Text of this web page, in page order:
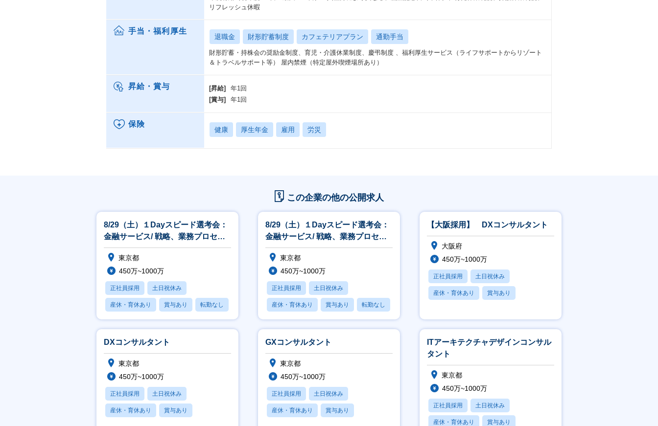
リフレッシュ休暇
手当・福利厚生
退職金 財形貯蓄制度 カフェテリアプラン 通勤手当
財形貯蓄・持株会の奨励金制度、育児・介護休業制度、慶弔制度 、福利厚生サービス（ライフサポートからリゾート
＆トラベルサポート等） 屋内禁煙（特定屋外喫煙場所あり）
昇給・賞与 [昇給]
年1回
[賞与]
年1回
保険
健康 厚生年金 雇用 労災
この企業の他の公開求人
8/29（土）１Dayスピード選考会：
金融サービス/ 戦略、業務プロセ
ス、ITコンサルティング
東京都
450万~1000万
正社員採用 土日祝休み
産休・育休あり 賞与あり 転勤なし
8/29（土）１Dayスピード選考会：
金融サービス/ 戦略、業務プロセ
ス、ITコンサルティング
東京都
450万~1000万
正社員採用 土日祝休み
産休・育休あり 賞与あり 転勤なし
【大阪採用】 DXコンサルタント
大阪府
450万~1000万
正社員採用 土日祝休み
産休・育休あり 賞与あり
DXコンサルタント
東京都
450万~1000万
正社員採用 土日祝休み
産休・育休あり 賞与あり
GXコンサルタント
東京都
450万~1000万
正社員採用 土日祝休み
産休・育休あり 賞与あり
ITアーキテクチャデザインコンサル
タント
東京都
450万~1000万
正社員採用 土日祝休み
産休・育休あり 賞与あり